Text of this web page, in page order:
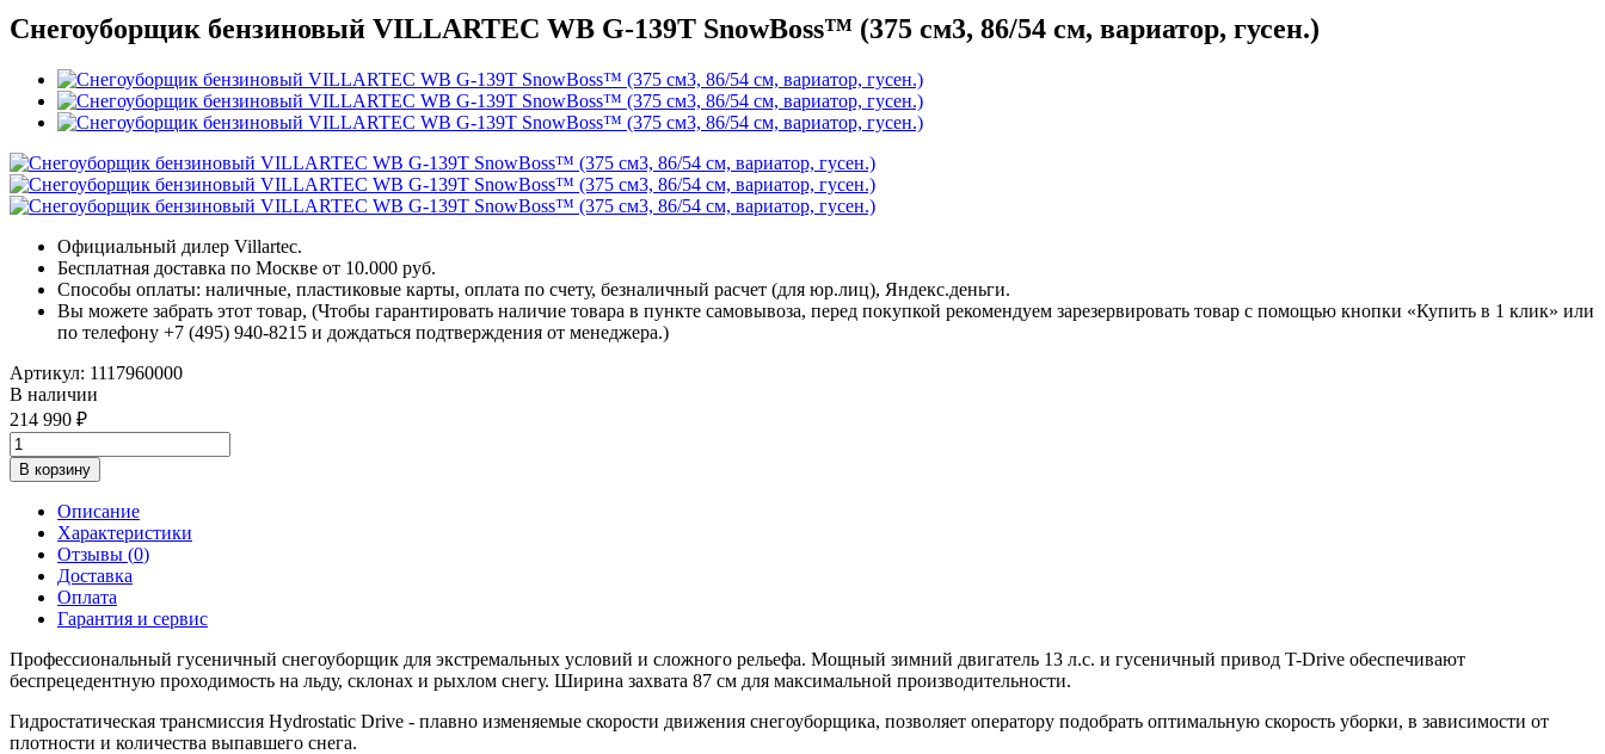
Снегоуборщик бензиновый VILLARTEC WB G-139T SnowBoss™ (375 см3, 86/54 см, вариатор, гусен.)
Официальный дилер Villartec.
Бесплатная доставка по Москве от 10.000 руб.
Способы оплаты: наличные, пластиковые карты, оплата по счету, безналичный расчет (для юр.лиц), Яндекс.деньги.
Вы можете забрать этот товар, (Чтобы гарантировать наличие товара в пункте самовывоза, перед покупкой рекомендуем зарезервировать товар с помощью кнопки «Купить в 1 клик» или
по телефону +7 (495) 940-8215 и дождаться подтверждения от менеджера.)
Артикул: 1117960000
В наличии
214 990
В корзину
Описание
Характеристики
Отзывы (0)
Доставка
Оплата
Гарантия и сервис
Профессиональный гусеничный снегоуборщик для экстремальных условий и сложного рельефа. Мощный зимний двигатель 13 л.с. и гусеничный привод T-Drive обеспечивают
беспрецедентную проходимость на льду, склонах и рыхлом снегу. Ширина захвата 87 см для максимальной производительности.
Гидростатическая трансмиссия Hydrostatic Drive - плавно изменяемые скорости движения снегоуборщика, позволяет оператору подобрать оптимальную скорость уборки, в зависимости от
плотности и количества выпавшего снега.